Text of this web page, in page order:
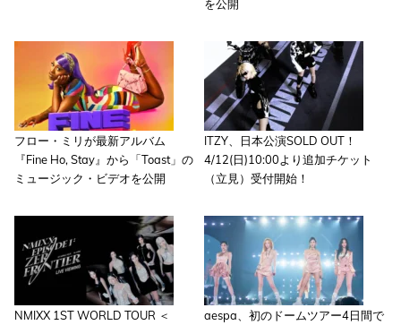
を公開
フロー・ミリが最新アルバム
『Fine Ho, Stay』から「Toast」の
ミュージック・ビデオを公開
ITZY、日本公演SOLD OUT！
4/12(日)10:00より追加チケット
（立見）受付開始！
NMIXX 1ST WORLD TOUR ＜
aespa、初のドームツアー4日間で